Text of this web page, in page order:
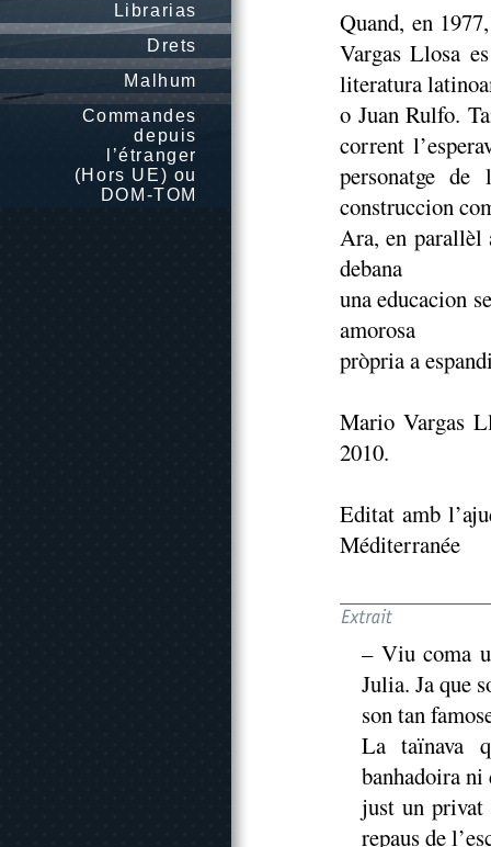
Librarias
Drets
Malhum
Commandes
depuis
l’étranger
(Hors UE) ou
DOM-TOM
Quand, en
Vargas Llosa
literatura
o Juan Rulfo.
corrent
personatge de
construccion
Ara, en parallèl
debana
una educacion
amorosa
pròpria a
Mario Vargas
2010.
Editat amb
Méditerranée
– Viu coma
Julia. Ja que
son tan
La taïnava
banhadoira ni
just un privat
repaus de